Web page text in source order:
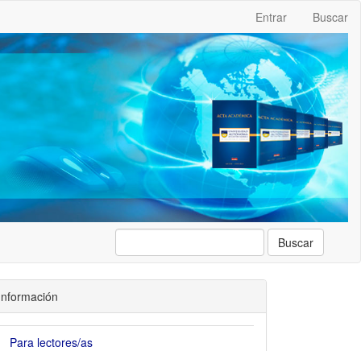
Entrar Buscar
Buscar
Para lectores/as